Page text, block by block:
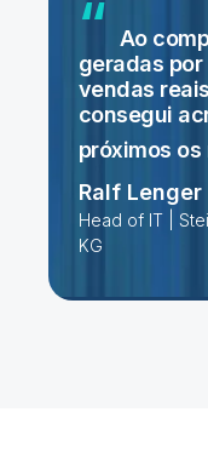
Ao
geradas
vendas
consegui
próximos os
Ralf Lenger
Head of IT |
KG